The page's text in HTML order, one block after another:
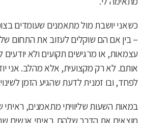
כשאני יושבת מול מתאמנים שעומדים
– בין אם הם שוקלים לעזוב את התחום
עצמאות, או מרגישים תקועים ולא
אותם. לא רק מקצועית, אלא מהלב. אני
לפחד, ובו זמנית לדעת שהגיע הזמן
במאות השעות שליוויתי מתאמנים, ראיתי
מוצאים את הדרך שלהם. ראיתי אנשים